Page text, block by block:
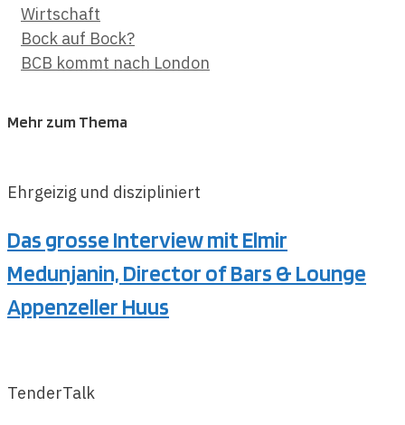
Wirtschaft
Bock auf Bock?
BCB kommt nach London
Mehr zum Thema
Ehrgeizig und diszipliniert
Das grosse Interview mit Elmir
Medunjanin, Director of Bars & Lounge
Appenzeller Huus
TenderTalk